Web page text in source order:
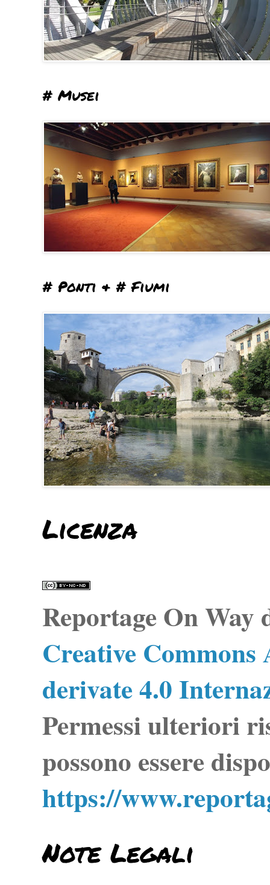
# Musei
# Ponti & # Fiumi
Licenza
Reportage On Way
Creative
derivate 4.0
Permessi ulteriori
possono essere
https://
Note Legali